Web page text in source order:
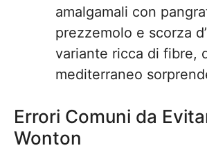
amalgamali con
prezzemolo e scorza
variante ricca di fibre,
mediterraneo
Errori Comuni da
Wonton